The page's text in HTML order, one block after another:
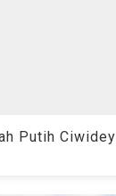
Putih Ciwidey